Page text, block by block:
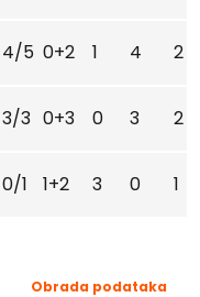
4/5 0+2 1 4 2
3/3 0+3 0 3 2
0/1 1+2 3 0 1
Obrada podataka